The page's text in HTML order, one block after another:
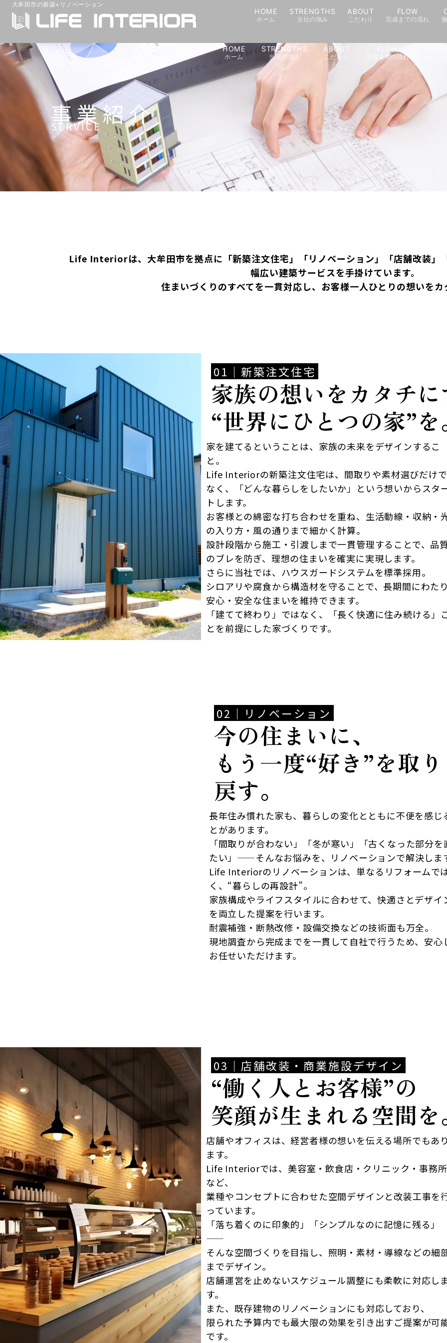
大牟田市の新築×リノベーション
HOME
ホーム
STRENGTHS
当社の強み
ABOUT
こだわり
FLOW
完成までの流れ
HOME
ホーム
STRENGTHS
当社の強み
ABOUT
こだわり
FLOW
完成までの流れ
事業紹介
SERVICE
Life Interiorは、大牟田市を拠点に「新築注文住宅」「リノベーション」「店舗改装」
幅広い建築サービスを手掛けています。
住まいづくりのすべてを一貫対応し、お客様一人ひとりの想いをカ
01｜新築注文住宅
家族の想いをカタチに
“世界にひとつの家”を
家を建てるということは、家族の未来をデザインするこ
と。
Life Interiorの新築注文住宅は、間取りや素材選びだけで
なく、「どんな暮らしをしたいか」という想いからスタ
トします。
お客様との綿密な打ち合わせを重ね、生活動線・収納・
の入り方・風の通りまで細かく計算。
設計段階から施工・引渡しまで一貫管理することで、品
のブレを防ぎ、理想の住まいを確実に実現します。
さらに当社では、ハウスガードシステムを標準採用。
シロアリや腐食から構造材を守ることで、長期間にわたり
安心・安全な住まいを維持できます。
「建てて終わり」ではなく、「長く快適に住み続ける」
とを前提にした家づくりです。
02｜リノベーション
今の住まいに、
もう一度“好き”を取り
戻す。
長年住み慣れた家も、暮らしの変化とともに不便を感じ
とがあります。
「間取りが合わない」「冬が寒い」「古くなった部分を
たい」——そんなお悩みを、リノベーションで解決しま
Life Interiorのリノベーションは、単なるリフォームで
く、“暮らしの再設計”。
家族構成やライフスタイルに合わせて、快適さとデザイ
を両立した提案を行います。
耐震補強・断熱改修・設備交換などの技術面も万全。
現地調査から完成までを一貫して自社で行うため、安心
お任せいただけます。
03｜店舗改装・商業施設デザイン
“働く人とお客様”の
笑顔が生まれる空間を
店舗やオフィスは、経営者様の想いを伝える場所でもあり
ます。
Life Interiorでは、美容室・飲食店・クリニック・事務所
など、
業種やコンセプトに合わせた空間デザインと改装工事を
っています。
「落ち着くのに印象的」「シンプルなのに記憶に残る」
——
そんな空間づくりを目指し、照明・素材・導線などの細
までデザイン。
店舗運営を止めないスケジュール調整にも柔軟に対応しま
す。
また、既存建物のリノベーションにも対応しており、
限られた予算内でも最大限の効果を引き出すご提案が可
です。